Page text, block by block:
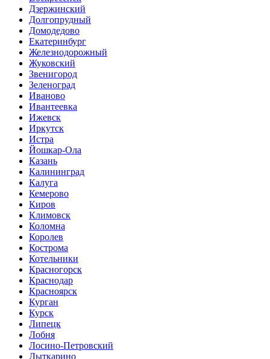
Дзержинский
Долгопрудный
Домодедово
Екатеринбург
Железнодорожный
Жуковский
Звенигород
Зеленоград
Иваново
Ивантеевка
Ижевск
Иркутск
Истра
Йошкар-Ола
Казань
Калининград
Калуга
Кемерово
Киров
Климовск
Коломна
Королев
Кострома
Котельники
Красногорск
Краснодар
Красноярск
Курган
Курск
Липецк
Лобня
Лосино-Петровский
Лыткарино